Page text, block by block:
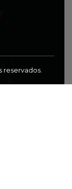
reservados.